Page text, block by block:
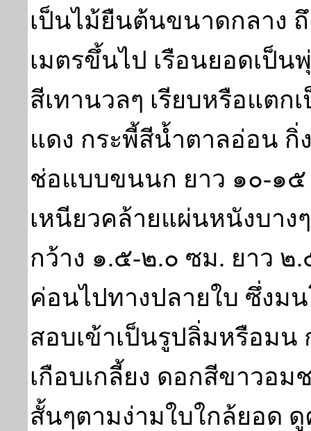
เป็นไม้ยืนต้นขนาดกลาง
เมตรขึ้นไป เรือนยอดเป็
สีเทานวลๆ เรียบหรือแตก
แดง กระพี้สีน้ำตาลอ่อน
ช่อแบบขนนก ยาว ๑๐-๑
เหนียวคล้ายแผ่นหนังบา
กว้าง ๑.๕-๒.๐ ซม. ยาว
ค่อนไปทางปลายใบ ซึ่งม
สอบเข้าเป็นรูปลิ่มหรือมน
เกือบเกลี้ยง ดอกสีขาวอ
สั้นๆตามง่ามใบใกล้ยอด